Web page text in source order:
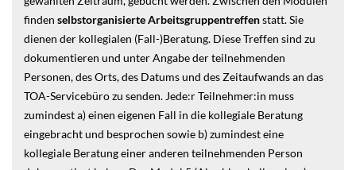
finden selbstorganisierte Arbeitsgruppentreffenstatt. Sie
dienen der kollegialen (Fall-)Beratung. Diese Treffen sind zu
dokumentieren und unter Angabe der teilnehmenden
Personen, des Orts, des Datums und des Zeitaufwands an das
TOA-Servicebüro zu senden. Jede:r Teilnehmer:in muss
zumindest a) einen eigenen Fall in die kollegiale Beratung
eingebracht und besprochen sowie b) zumindest eine
kollegiale Beratung einer anderen teilnehmenden Person